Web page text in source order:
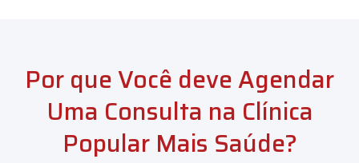
Por que Você deve Agendar
Uma Consulta na Clínica
Popular Mais Saúde?